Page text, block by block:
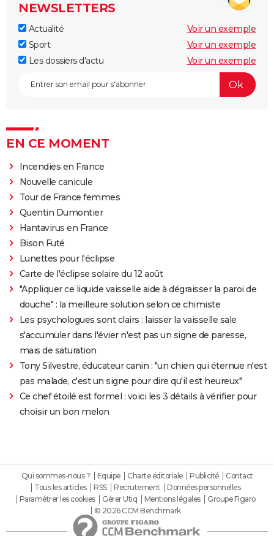
NEWSLETTERS
Actualité
Voir un exemple
Sport
Voir un exemple
Les dossiers d'actu
Voir un exemple
EN CE MOMENT
Incendies en France
Nouvelle canicule
Tour de France femmes
Quentin Dumontier
Hantavirus en France
Bison Futé
Lunettes pour l'éclipse
Carte de l'éclipse solaire du 12 août
"Appliquer ce liquide vaisselle aide à dégraisser la paroi de
douche" : la meilleure solution selon ce chimiste
Les psychologues sont clairs : laisser la vaisselle sale
s'accumuler dans l'évier n'est pas un signe de paresse,
mais de saturation
Tony Silvestre, éducateur canin : "un chien qui éternue n'est
pas malade, c'est un signe pour dire qu'il est heureux"
Ce chef étoilé est formel : voici les 3 détails à vérifier pour
choisir un bon melon
Qui sommes-nous ? Equipe Charte éditoriale Publicité
Contact
Tous les articles
RSS Recrutement
Données personnelles
Paramétrer les cookies
Gérer Utiq Mentions légales
Groupe Figaro
© 2026 CCM Benchmark